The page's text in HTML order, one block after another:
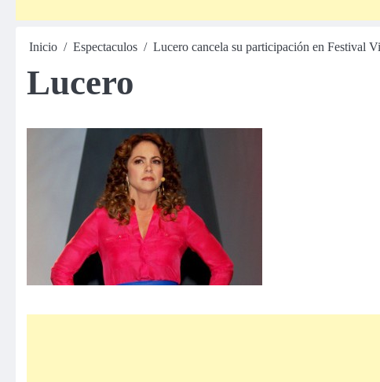
Inicio Espectaculos Lucero cancela su participación en Festival
Lucero